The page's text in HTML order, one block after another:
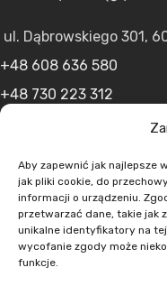
Aby zapewnić jak najlepsze
jak pliki cookie, do
informacji o urządzeniu.
przetwarzać dane, takie jak
unikalne identyfikatory na
wycofanie zgody może
funkcje.
ul. Dąbrowskiego 301,
+48 608 636 580
+48 730 223 312
MENU